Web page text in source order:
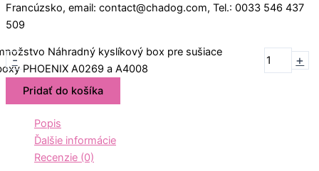
Francúzsko, email: contact@chadog.com, Tel.: 0033 546 437
509
-
Náhradný kyslíkový box pre sušiace
PHOENIX A0269 a A4008
+
Pridať do košíka
Popis
Ďalšie informácie
Recenzie (0)